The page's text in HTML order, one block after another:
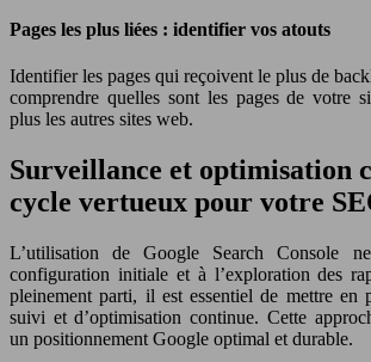
Pages les plus liées : identifier vos atouts
Identifier les pages qui reçoivent le plus de
comprendre quelles sont les pages de votre
plus les autres sites web.
Surveillance et optimisation
cycle vertueux pour votre
L’utilisation de Google Search Console
configuration initiale et à l’exploration des
pleinement parti, il est essentiel de mettre en
suivi et d’optimisation continue. Cette
un positionnement Google optimal et durable.